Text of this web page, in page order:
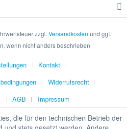
zzgl. Versandkosten und ggf.
wenn nicht anders beschrieben
Kontakt
Widerrufsrecht
AGB Impressum
die für den technischen Betrieb der